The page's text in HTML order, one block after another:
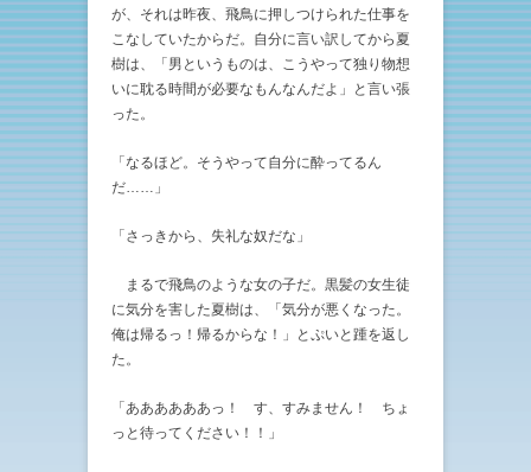
が、それは昨夜、飛鳥に押しつけられた仕事を
こなしていたからだ。自分に言い訳してから夏
樹は、「男というものは、こうやって独り物想
いに耽る時間が必要なもんなんだよ」と言い張
った。
「なるほど。そうやって自分に酔ってるん
だ……」
「さっきから、失礼な奴だな」
まるで飛鳥のような女の子だ。黒髪の女生徒
に気分を害した夏樹は、「気分が悪くなった。
俺は帰るっ！帰るからな！」とぷいと踵を返し
た。
「ああああああっ！ す、すみません！ ちょ
っと待ってください！！」